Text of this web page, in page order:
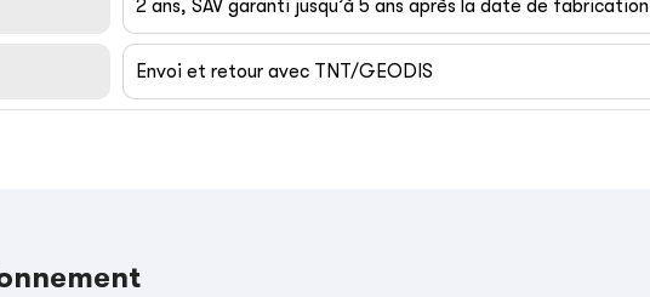
2 ans, SAV garanti jusqu’à 5 ans après la date de fabrication
Envoi et retour avec TNT/GEODIS